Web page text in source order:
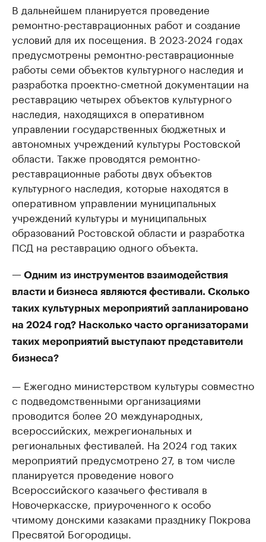
В дальнейшем планируется проведение
ремонтно-реставрационных работ и создание
условий для их посещения. В 2023-2024 годах
предусмотрены ремонтно-реставрационные
работы семи объектов культурного наследия и
разработка проектно-сметной документации на
реставрацию четырех объектов культурного
наследия, находящихся в оперативном
управлении государственных бюджетных и
автономных учреждений культуры Ростовской
области. Также проводятся ремонтно-
реставрационные работы двух объектов
культурного наследия, которые находятся в
оперативном управлении муниципальных
учреждений культуры и муниципальных
образований Ростовской области и разработка
ПСД на реставрацию одного объекта.
— Одним из инструментов взаимодействия
власти и бизнеса являются фестивали. Сколько
таких культурных мероприятий запланировано
на 2024 год? Насколько часто организаторами
таких мероприятий выступают представители
бизнеса?
— Ежегодно министерством культуры совместно
с подведомственными организациями
проводится более 20 международных,
всероссийских, межрегиональных и
региональных фестивалей. На 2024 год таких
мероприятий предусмотрено 27, в том числе
планируется проведение нового
Всероссийского казачьего фестиваля в
Новочеркасске, приуроченного к особо
чтимому донскими казаками празднику Покрова
Пресвятой Богородицы.